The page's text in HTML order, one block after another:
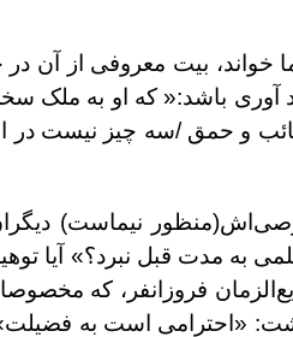
بیت معروفی از آن در
آوری باشد:« که او به ملک
و حمق /سه چیز نیست در
نیماست)
به مدت قبل نبرد؟» آیا
فروزانفر، که
«احترامی است به